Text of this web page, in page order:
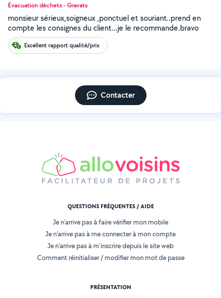
Évacuation déchets - Gravats
monsieur sérieux,soigneux ,ponctuel et souriant..prend en
compte les consignes du client...je le recommande.bravo
Excellent rapport qualité/prix
Contacter
QUESTIONS FRÉQUENTES / AIDE
Je n'arrive pas à faire vérifier mon mobile
Je n'arrive pas à me connecter à mon compte
Je n'arrive pas à m'inscrire depuis le site web
Comment réinitialiser / modifier mon mot de passe
PRÉSENTATION